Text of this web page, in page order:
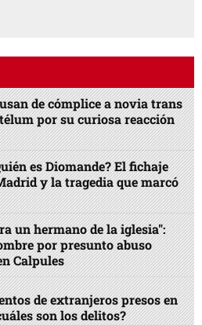
de cómplice a novia trans
por su curiosa reacción
es Diomande? El fichaje
y la tragedia que marcó
un hermano de la iglesia":
por presunto abuso
Calpules
de extranjeros presos en
son los delitos?